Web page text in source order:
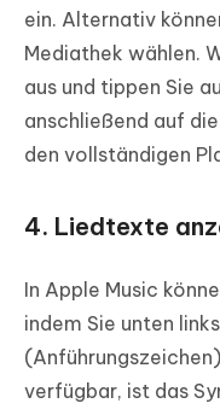
ein. Alternativ
Mediathek wählen.
aus und tippen Sie
anschließend auf
den vollständigen
4. Liedtexte
In Apple Music
indem Sie unten
verfügbar, ist das